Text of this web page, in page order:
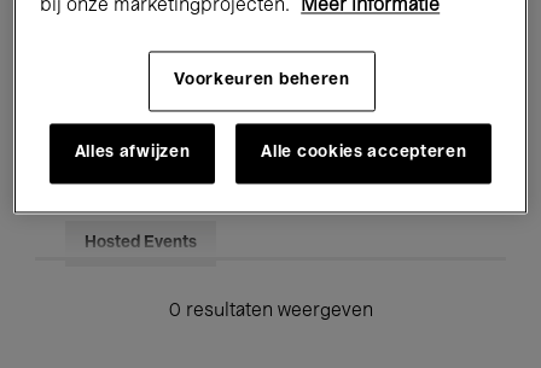
Onderwijs Rondleidingen
Hosted Events
0 resultaten weergeven
bij onze marketingprojecten.
Meer informatie
Voorkeuren beheren
Alles afwijzen Alle cookies accepteren